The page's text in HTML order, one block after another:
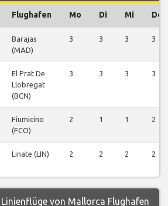
Flughafen Mo Di Mi Do
Barajas
(MAD)
3 3 3 3
El Prat De
Llobregat
(BCN)
3 3 3 3
Fiumicino
(FCO)
2 1 1 2
Linate (LIN) 2 2 2 2
von Mallorca Flughafen